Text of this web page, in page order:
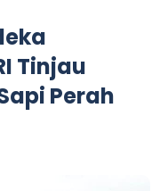
Tinjau
Perah